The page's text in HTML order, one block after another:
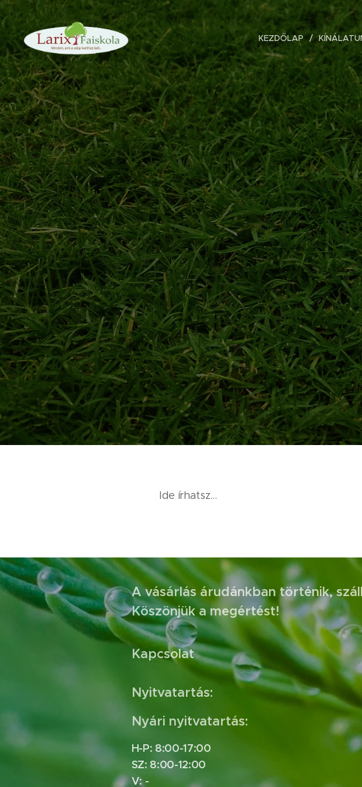
KEZDŐLAP
Ide írhatsz...
A vásárlás árudánkban történik,
Köszönjük a megértést!
Kapcsolat
Nyitvatartás:
Nyári nyitvatartás:
H-P: 8:00-17:00
SZ: 8:00-12:00
V: -